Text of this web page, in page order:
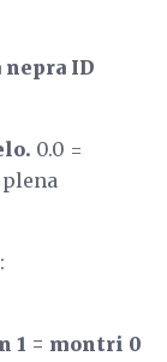
nepra ID
0.0 =
plena
1 = montri 0